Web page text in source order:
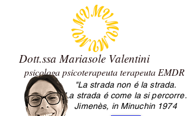
Dott.ssa Mariasole Valentini
psicologa psicoterapeuta terapeuta EMDR
2.0 Mariasole Valentini psicologa
psicoterapeuta Cesena
"La strada non é la strada.
La strada é come la si percorre.
Jimenès, in Minuchin 1974